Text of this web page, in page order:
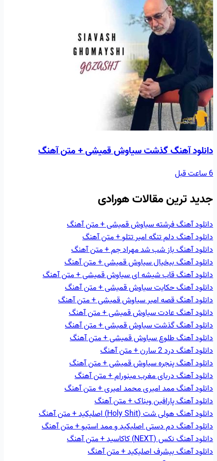
دانلود آهنگ گذشت سیاوش قمیشی + متن آهنگ
6 ساعت قبل
جدید ترین مقالات هورادی
دانلود آهنگ فرشته سیاوش قمیشی + متن آهنگ
دانلود آهنگ دلم تنگه امیر تتلو + متن آهنگ
دانلود آهنگ باز شب شد مهراد جم + متن آهنگ
دانلود آهنگ بيخيال سیاوش قمیشی + متن آهنگ
دانلود آهنگ قاب شيشه ای سیاوش قمیشی + متن آهنگ
دانلود آهنگ حکايت سیاوش قمیشی + متن آهنگ
دانلود آهنگ قصه امير سیاوش قمیشی + متن آهنگ
دانلود آهنگ عادت سیاوش قمیشی + متن آهنگ
دانلود آهنگ گذشت سیاوش قمیشی + متن آهنگ
دانلود آهنگ طلوع سیاوش قمیشی + متن آهنگ
دانلود آهنگ درد 2 سارن + متن آهنگ
دانلود آهنگ پنجره سیاوش قمیشی + متن آهنگ
دانلود آهنگ دریای مغرب مینورام + متن آهنگ
دانلود آهنگ ممد امیری محمد امیری + متن آهنگ
دانلود آهنگ پارافین ویناک + متن آهنگ
دانلود آهنگ هولی شت (Holy Shit) اصلیکید + متن آهنگ
دانلود آهنگ دم دستی اصلیکید و ممد استیو + متن آهنگ
دانلود آهنگ نکس (NEXT) کاکاسید + متن آهنگ
دانلود آهنگ بیشرف اصلیکید + متن آهنگ